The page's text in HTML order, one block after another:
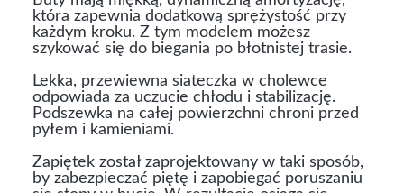
która zapewnia dodatkową sprężystość przy
każdym kroku. Z tym modelem możesz
szykować się do biegania po błotnistej trasie.
Lekka, przewiewna siateczka w cholewce
odpowiada za uczucie chłodu i stabilizację.
Podszewka na całej powierzchni chroni przed
pyłem i kamieniami.
Zapiętek został zaprojektowany w taki sposób,
by zabezpieczać piętę i zapobiegać poruszaniu